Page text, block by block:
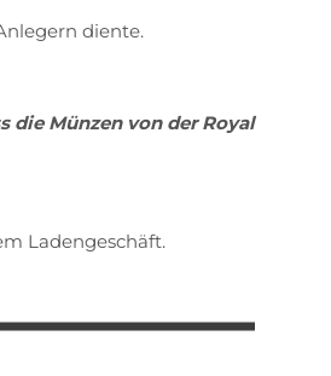
diente.
die Münzen von der Royal
Ladengeschäft.